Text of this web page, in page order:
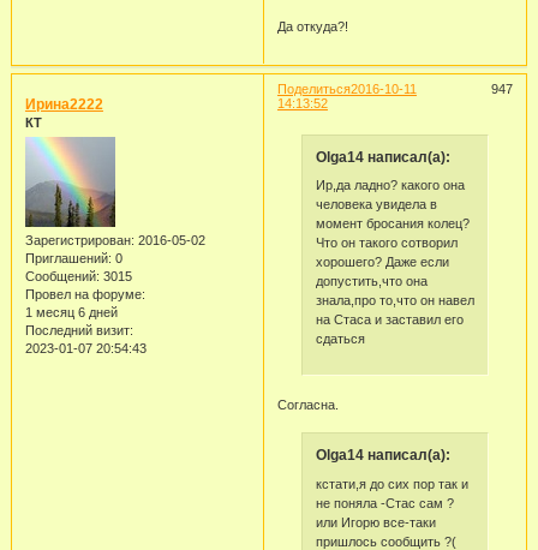
Да откуда?!
Поделиться 947
2016-10-11
14:13:52
Ирина2222
КТ
Зарегистрирован: 2016-05-02
Приглашений: 0
Сообщений: 3015
Провел на форуме:
1 месяц 6 дней
Последний визит:
2023-01-07 20:54:43
Olga14 написал(а):
Ир,да ладно? какого она
человека увидела в
момент бросания колец?
Что он такого сотворил
хорошего? Даже если
допустить,что она
знала,про то,что он навел
на Стаса и заставил его
сдаться
Согласна.
Olga14 написал(а):
кстати,я до сих пор так и
не поняла -Стас сам ?
или Игорю все-таки
пришлось сообщить ?(